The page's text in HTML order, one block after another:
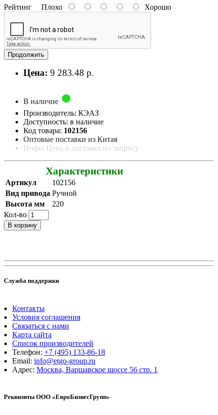
Рейтинг Плохо Хорошо
Продолжить
Цена: 9 283.48 р.
В наличие
Производитель: КЭАЗ
Доступность: в наличие
Код товара: 102156
Оптовые поставки из Китая
Инфо: Цена и доставка по запросу
Характеристики
Артикул
102156
Вид привода Ручной
Высота мм
220
Кол-во
В корзину
Служба поддержки
Контакты
Условия соглашения
Связаться с нами
Карта сайта
Список производителей
Телефон: +7 (495) 133-86-18
Email: info@etgo-group.ru
Адрес: Москва, Варшавское шоссе 56 стр. 1
Реквизиты ООО «ЕвроБизнесГрупп»